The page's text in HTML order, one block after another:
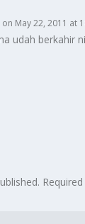
on May 22, 2011 at
udah berkahir